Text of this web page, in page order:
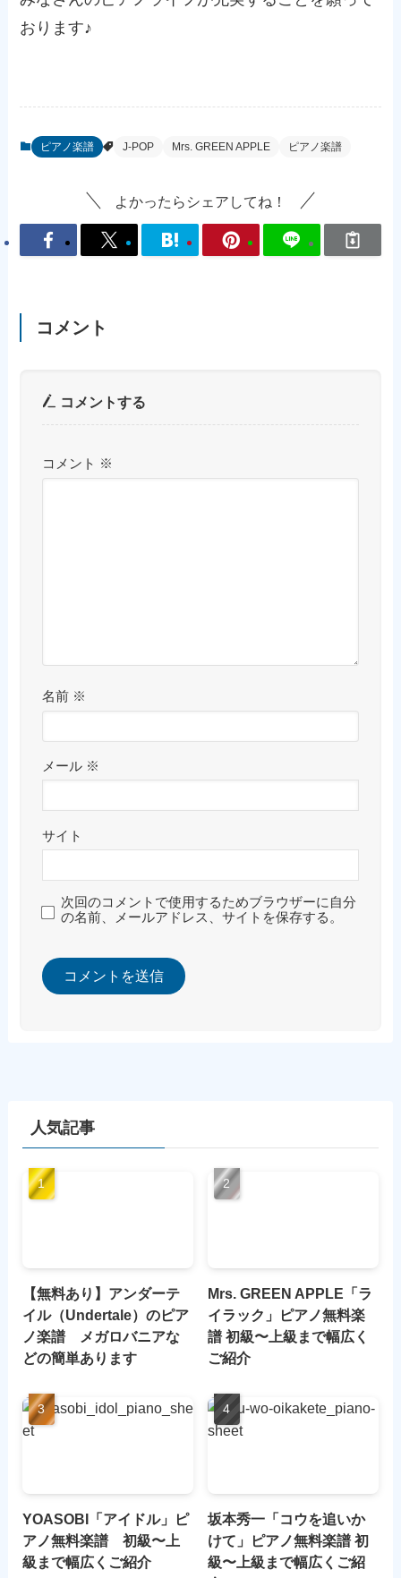
おります♪
ピアノ楽譜 J-POP Mrs. GREEN APPLE ピアノ楽譜
よかったらシェアしてね！
コメント
コメントする
コメント ※
名前 ※
メール ※
サイト
次回のコメントで使用するためブラウザーに自分
の名前、メールアドレス、サイトを保存する。
人気記事
【無料あり】アンダーテ
イル（Undertale）のピア
ノ楽譜 メガロバニアな
どの簡単あります
Mrs. GREEN APPLE「ラ
イラック」ピアノ無料楽
譜 初級〜上級まで幅広く
ご紹介
YOASOBI「アイドル」ピ
アノ無料楽譜 初級〜上
級まで幅広くご紹介
坂本秀一「コウを追いか
けて」ピアノ無料楽譜 初
級〜上級まで幅広くご紹